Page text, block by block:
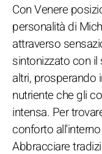
Con Venere
personalità di
attraverso
sintonizzato con
altri, prosperando
nutriente che gli
intensa. Per
conforto
Abbracciare